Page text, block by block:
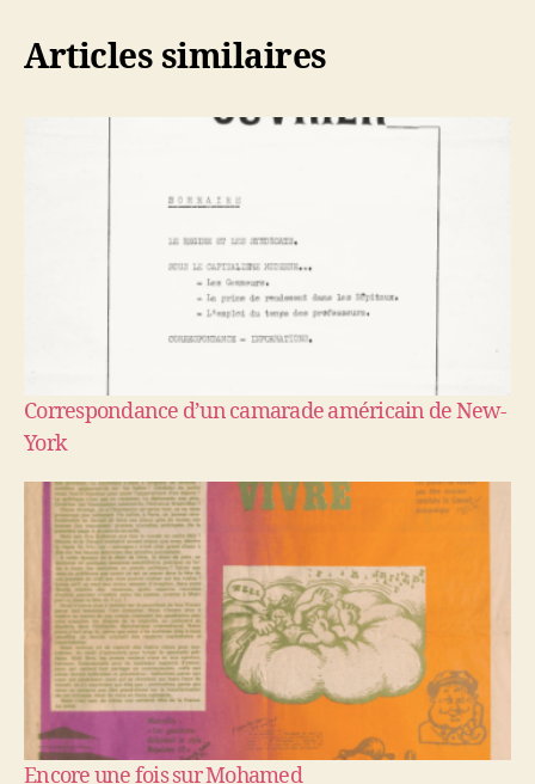
Articles similaires
Correspondance d’un camarade américain de New-
York
Encore une fois sur Mohamed